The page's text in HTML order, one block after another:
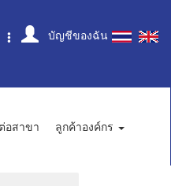
บัญชีของฉัน
อสาขา
ลูกค้าองค์กร